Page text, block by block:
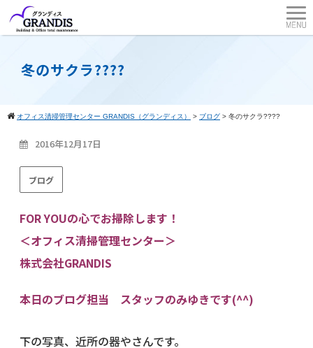
冬のサクラ????
オフィス清掃管理センター GRANDIS（グランディス） > ブログ > 冬のサクラ????
2016年12月17日
ブログ
FOR YOUの心でお掃除します！
＜オフィス清掃管理センター＞
株式会社GRANDIS
本日のブログ担当 スタッフのみゆきです(^^)
下の写真、近所の器やさんです。